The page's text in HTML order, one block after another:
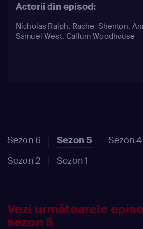
Actorii din episod:
Nicholas Ralph, Rachel Shenton,
Samuel West,Callum Woodhouse
Sezon 6 Sezon 5 Sezon 4
Sezon 2
Sezon 1
Vezi următoarele
sezon 5